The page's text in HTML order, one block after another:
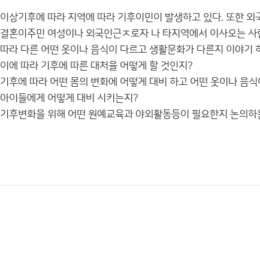
이상기후에 따라 지역에 따라 기후이민이 발생하고 있다. 또한 외
결혼이주민 여성이나 외국인근ㅈ로자 나 타지역에서 이사오는
따라 다른 어떤 옷이나 음식이 다르고 생활문화가 다른지 이야기
이에 따라 기후에 따른 대처을 어떻게 할 것인지?
기후에 따라 어떤 몸의 변화에 어떻게 대비 하고 어떤 옷이나 음
아이들에게 어떻게 대비 시키는지?
기후변화을 위해 어떤 원예교육과 야외활동등이 필요한지 논의